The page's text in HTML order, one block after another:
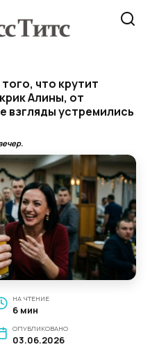
что крутит
Алины, от
взгляды устремились
НА ЧТЕНИЕ
6 мин
ОПУБЛИКОВАНО
03.06.2026